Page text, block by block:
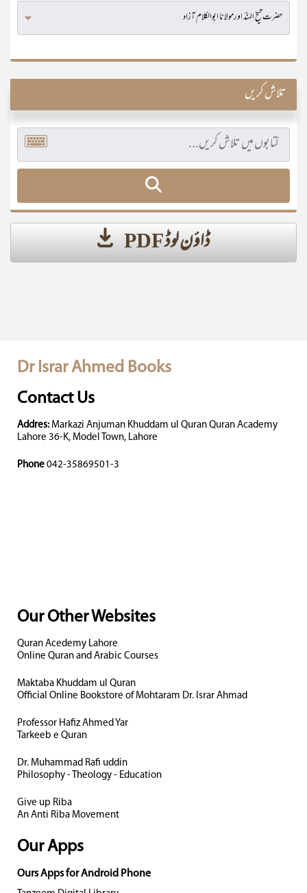
تلاش کریں
ڈاؤن لوڈ PDF
Dr Israr Ahmed Books
Contact Us
Addres: Markazi Anjuman Khuddam ul Quran Quran Academy
Lahore 36-K, Model Town, Lahore
Phone 042-35869501-3
Our Other Websites
Quran Acedemy Lahore
Online Quran and Arabic Courses
Maktaba Khuddam ul Quran
Official Online Bookstore of Mohtaram Dr. Israr Ahmad
Professor Hafiz Ahmed Yar
Tarkeeb e Quran
Dr. Muhammad Rafi uddin
Philosophy - Theology - Education
Give up Riba
An Anti Riba Movement
Our Apps
Ours Apps for Android Phone